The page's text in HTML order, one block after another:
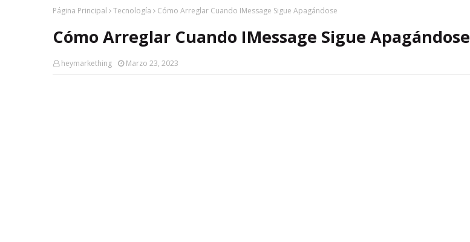
Página Principal Tecnología Cómo Arreglar Cuando IMessage Sigue Apagándose
Cómo Arreglar Cuando IMessage Sigue Apagándose
heymarkething Marzo 23, 2023